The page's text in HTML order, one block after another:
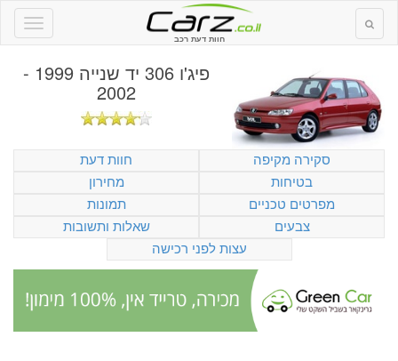
חוות דעת רכב
פיג'ו 306 יד שנייה 1999 -
2002
סקירה מקיפה
חוות דעת
בטיחות
מחירון
מפרטים טכניים
תמונות
צבעים
שאלות ותשובות
עצות לפני רכישה